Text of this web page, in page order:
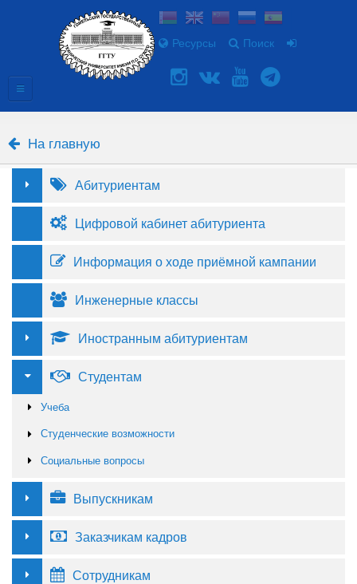
Ресурсы Поиск
На главную
Абитуриентам
Цифровой кабинет абитуриента
Информация о ходе приёмной кампании
Инженерные классы
Иностранным абитуриентам
Студентам
Учеба
Студенческие возможности
Социальные вопросы
Выпускникам
Заказчикам кадров
Сотрудникам